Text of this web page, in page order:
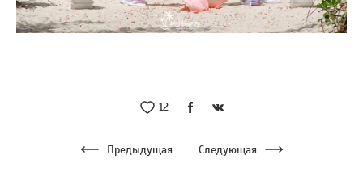
12
Предыдущая Следующая